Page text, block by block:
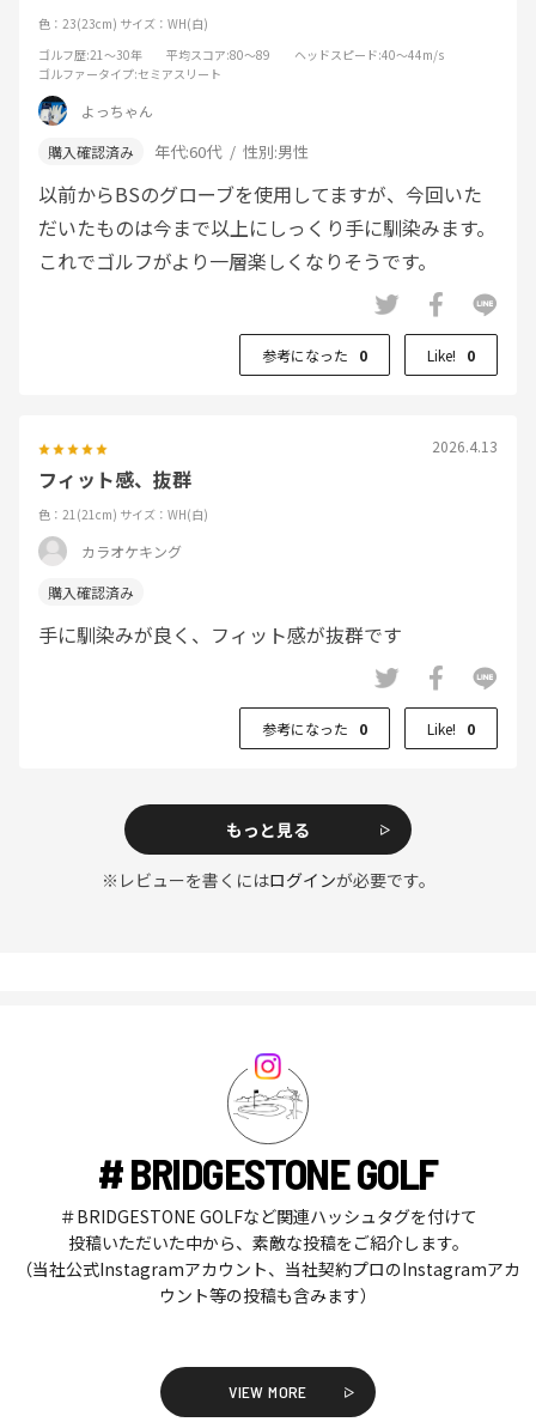
色：23(23cm) サイズ：WH(白)
ゴルフ歴:21～30年 平均スコア:80～89 ヘッドスピード:40～44m/s
ゴルファータイプ:セミアスリート
よっちゃん
年代:60代 性別:男性
以前からBSのグローブを使用してますが、今回いた
だいたものは今まで以上にしっくり手に馴染みます。
これでゴルフがより一層楽しくなりそうです。
参考になった 0 Like! 0
2026.4.13
フィット感、抜群
色：21(21cm) サイズ：WH(白)
カラオケキング
手に馴染みが良く、フィット感が抜群です
参考になった 0 Like! 0
もっと見る
※レビューを書くにはログインが必要です。
# BRIDGESTONE GOLF
＃BRIDGESTONE GOLFなど関連ハッシュタグを付けて
投稿いただいた中から、素敵な投稿をご紹介します。
（当社公式Instagramアカウント、当社契約プロのInstagramアカ
ウント等の投稿も含みます）
VIEW MORE